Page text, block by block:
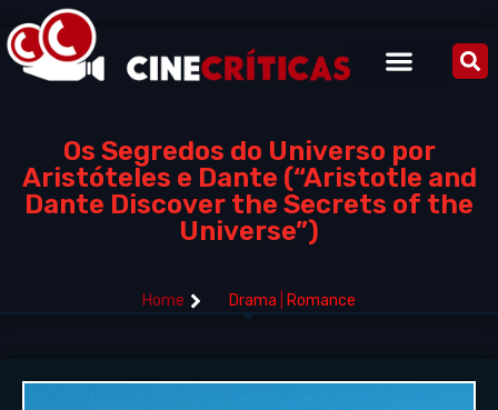
Os Segredos do Universo por
Aristóteles e Dante (“Aristotle and
Dante Discover the Secrets of the
Universe”)
Home Drama Romance